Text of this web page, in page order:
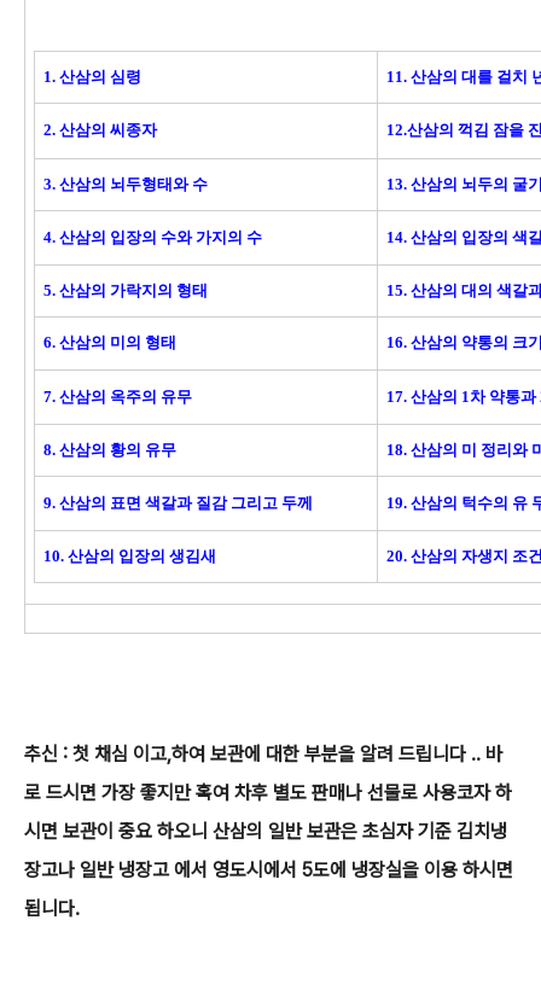
1. 산삼의 심령 11. 산삼의 대를 걸치
2. 산삼의 씨종자 12.산삼의 꺽김 잠을
3. 산삼의 뇌두형태와 수 13. 산삼의 뇌두의 굴
4. 산삼의 입장의 수와 가지의 수 14. 산삼의 입장의 색
5. 산삼의 가락지의 형태 15. 산삼의 대의 색갈
6. 산삼의 미의 형태 16. 산삼의 약통의 크
7. 산삼의 옥주의 유무 17. 산삼의 1차 약통
8. 산삼의 황의 유무 18. 산삼의 미 정리와
9. 산삼의 표면 색갈과 질감 그리고 두께 19. 산삼의 턱수의 유
10. 산삼의 입장의 생김새 20. 산삼의 자생지 조
추신 : 첫 채심 이고,하여 보관에 대한 부분을 알려 드립니다 .. 바
로 드시면 가장 좋지만 혹여 차후 별도 판매나 선물로 사용코자 하
시면 보관이 중요 하오니 산삼의 일반 보관은 초심자 기준 김치냉
장고나 일반 냉장고 에서 영도시에서 5도에 냉장실을 이용 하시면
됩니다.